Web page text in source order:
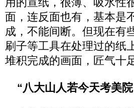
面，连反面也有，基本是
成，不能间断。但现在有
刷子等工具在处理过的纸
堆积完成的画面，匠气十
“八大山人若今天考美